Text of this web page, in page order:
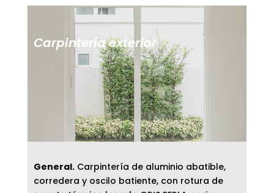
Carpintería exterior
General.Carpintería de aluminio abatible,
corredera y oscilo batiente, con rotura de